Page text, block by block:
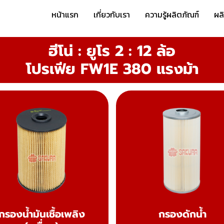
หน้าแรก เกี่ยวกับเรา ความรู้ผลิตภัณฑ์ ผ
ฮีโน่ : ยูโร 2 : 12 ล้อ
โปรเฟีย FW1E 380 แรงม้า
รองน้ำมันเชื้อเพลิง
กรองดักน้ำ